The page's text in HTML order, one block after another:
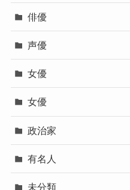
俳優
声優
女優
女優
政治家
有名人
未分類